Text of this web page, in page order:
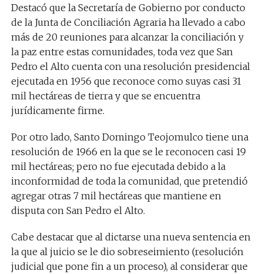
Destacó que la Secretaría de Gobierno por conducto
de la Junta de Conciliación Agraria ha llevado a cabo
más de 20 reuniones para alcanzar la conciliación y
la paz entre estas comunidades, toda vez que San
Pedro el Alto cuenta con una resolución presidencial
ejecutada en 1956 que reconoce como suyas casi 31
mil hectáreas de tierra y que se encuentra
jurídicamente firme.
Por otro lado, Santo Domingo Teojomulco tiene una
resolución de 1966 en la que se le reconocen casi 19
mil hectáreas; pero no fue ejecutada debido a la
inconformidad de toda la comunidad, que pretendió
agregar otras 7 mil hectáreas que mantiene en
disputa con San Pedro el Alto.
Cabe destacar que al dictarse una nueva sentencia en
la que al juicio se le dio sobreseimiento (resolución
judicial que pone fin a un proceso), al considerar que